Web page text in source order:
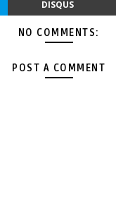
DISQUS
NO COMMENTS:
POST A COMMENT